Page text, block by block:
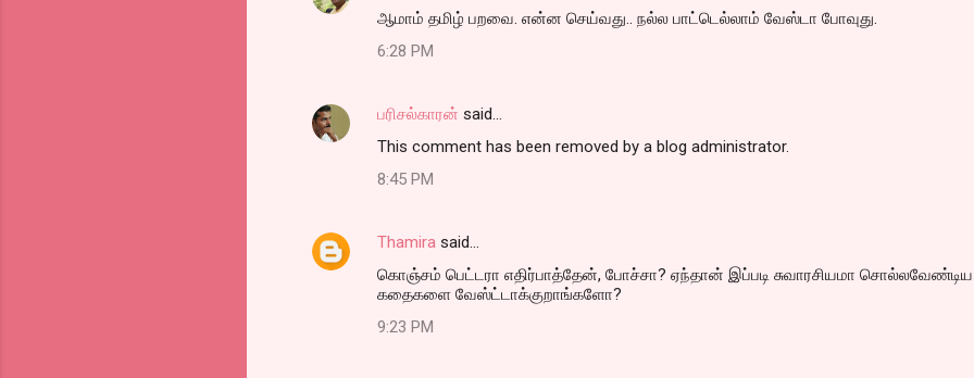
ஆமாம் தமிழ் பறவை. என்ன செய்வது.. நல்ல பாட்டெல்லாம் வேஸ்டா போவுது.
6:28 PM
பரிசல்காரன் said…
This comment has been removed by a blog administrator.
8:45 PM
Thamira said…
கொஞ்சம் பெட்டரா எதிர்பாத்தேன், போச்சா? ஏந்தான் இப்படி சுவாரசியமா சொல்லவேண்டிய
கதைகளை வேஸ்ட்டாக்குறாங்களோ?
9:23 PM